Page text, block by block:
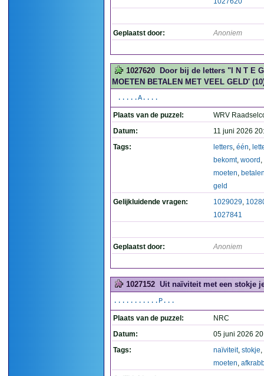
Geplaatst door: Anoniem
1027620
Door bij de letters "I N T E
MOETEN BETALEN MET VEEL GELD'
.....A....
Plaats van de puzzel:
WRV
Datum:
11 juni 2026
Tags:
letters, één,
bekomt, woord ,
moeten,
geld
Gelijkluidende vragen:
1029029,
1027841
Geplaatst door: Anoniem
1027152 Uit naïviteit met een stokje
...........P...
Plaats van de puzzel:
NRC
Datum:
05 juni 2026
Tags:
naïviteit, stokje,
moeten,